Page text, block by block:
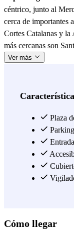
céntrico, junto al
cerca de importantes
Cortes Catalanas y la
más cercanas son
Ver más
Plaza
Cómo llegar